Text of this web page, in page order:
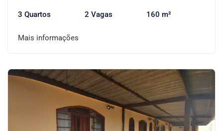
3 Quartos 2 Vagas 160 m²
Mais informações